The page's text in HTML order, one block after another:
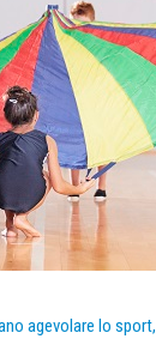
agevolare lo sport,